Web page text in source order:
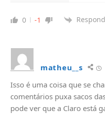
0 -1
matheu__s
Isso é uma coisa que se
comentários puxa sacos
pode ver que a Claro está